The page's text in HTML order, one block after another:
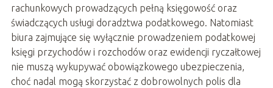
rachunkowych prowadzących pełną księgowość oraz
świadczących usługi doradztwa podatkowego. Natomiast
biura zajmujące się wyłącznie prowadzeniem podatkowej
księgi przychodów i rozchodów oraz ewidencji ryczałtowej
nie muszą wykupywać obowiązkowego ubezpieczenia,
choć nadal mogą skorzystać z dobrowolnych polis dla